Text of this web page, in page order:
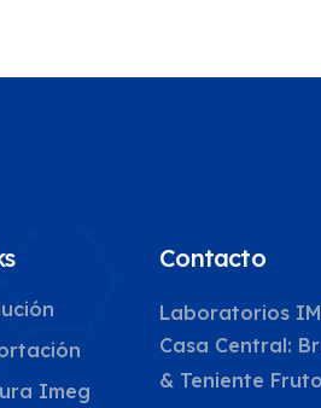
Imeg
Contacto
Laboratorios
Casa Central:
& Teniente